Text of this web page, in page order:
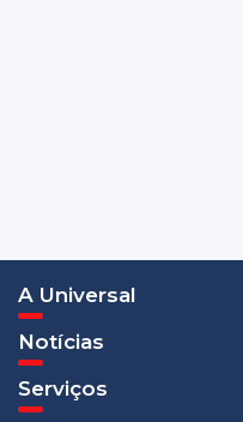
A Universal
Notícias
Serviços